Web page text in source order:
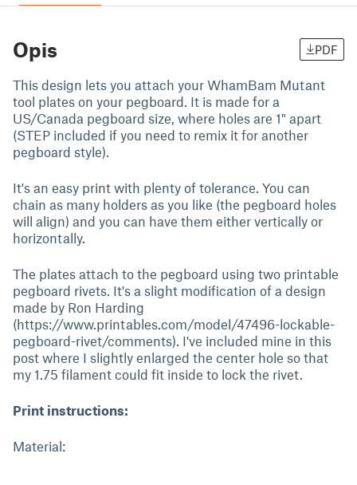
Opis PDF
This design lets you attach your WhamBam Mutant
tool plates on your pegboard. It is made for a
US/Canada pegboard size, where holes are 1" apart
(STEP included if you need to remix it for another
pegboard style).
It's an easy print with plenty of tolerance. You can
chain as many holders as you like (the pegboard holes
will align) and you can have them either vertically or
horizontally.
The plates attach to the pegboard using two printable
pegboard rivets. It's a slight modification of a design
made by Ron Harding
(https://www.printables.com/model/47496-lockable-
pegboard-rivet/comments). I've included mine in this
post where I slightly enlarged the center hole so that
my 1.75 filament could fit inside to lock the rivet.
Print instructions:
Material: